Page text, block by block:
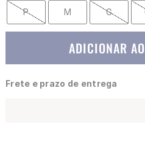
P M G
ADICIONAR
Frete e prazo de entrega